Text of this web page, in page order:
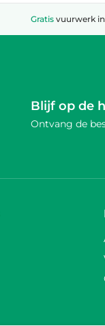
Gratisvuurwerk
Blijf op de
Ontvang de